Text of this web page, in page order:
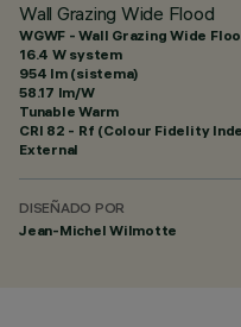
Wall Grazing Wide Flood
WGWF - Wall Grazing Wide
16.4 W system
954 lm (sistema)
58.17 lm/W
Tunable Warm
CRI 82 - Rf (Colour Fidelity
External
DISEÑADO POR
Jean-Michel Wilmotte